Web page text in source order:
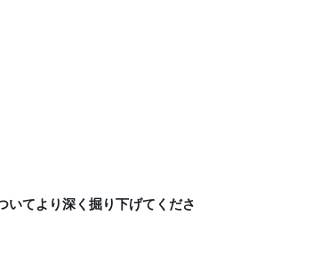
いてより深く掘り下げてくださ